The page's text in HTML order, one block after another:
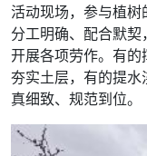
活动现场，参与植
分工明确、配合默
开展各项劳作。有的
夯实土层，有的提
真细致、规范到位。